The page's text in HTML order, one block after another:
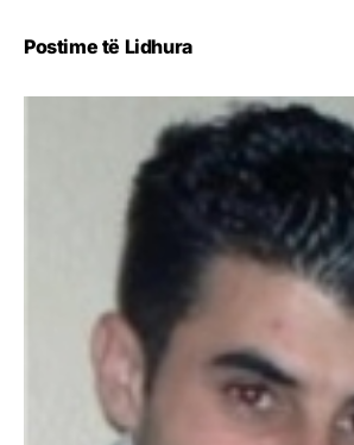
Postime të Lidhura